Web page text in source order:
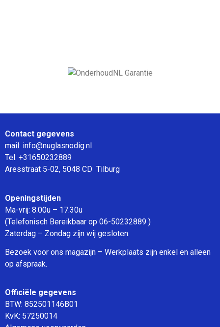
Contact gegevens
mail: info@nuglasnodig.nl
Tel: +31650232889
Aresstraat 5-02, 5048 CD Tilburg
Openingstijden
Ma-vrij: 8.00u – 17.30u
(Telefonisch Bereikbaar op 06-50232889 )
Zaterdag – Zondag zijn wij gesloten.
Bezoek voor ons magazijn – Werkplaats zijn enkel en alleen
op afspraak.
Officiële gegevens
BTW: 852501146B01
KvK: 57250014